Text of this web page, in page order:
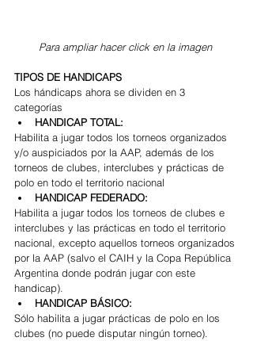
Para ampliar hacer click en la imagen
TIPOS DE HANDICAPS
Los hándicaps ahora se dividen en 3
categorías
HANDICAP TOTAL:
Habilita a jugar todos los torneos organizados
y/o auspiciados por la AAP, además de los
torneos de clubes, interclubes y prácticas de
polo en todo el territorio nacional
HANDICAP FEDERADO:
Habilita a jugar todos los torneos de clubes e
interclubes y las prácticas en todo el territorio
nacional, excepto aquellos torneos organizados
por la AAP (salvo el CAIH y la Copa República
Argentina donde podrán jugar con este
handicap).
HANDICAP BÁSICO:
Sólo habilita a jugar prácticas de polo en los
clubes (no puede disputar ningún torneo).